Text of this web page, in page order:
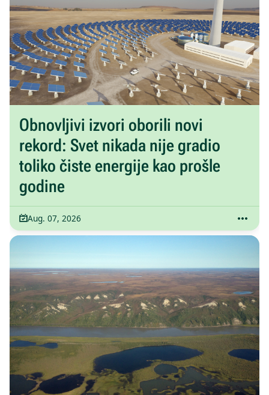
Obnovljivi izvori oborili novi
rekord: Svet nikada nije gradio
toliko čiste energije kao prošle
godine
Aug. 07, 2026